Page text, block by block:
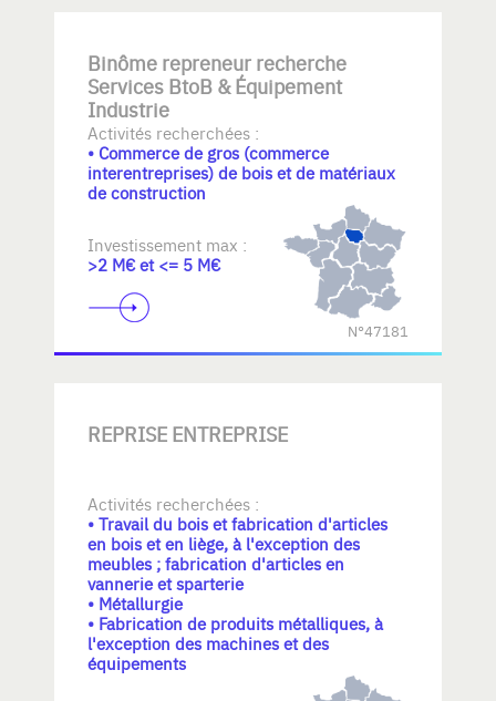
Binôme repreneur recherche
Services BtoB & Équipement
Industrie
Activités recherchées :
• Commerce de gros (commerce
interentreprises) de bois et de matériaux
de construction
Investissement max :
>2 M€ et <= 5 M€
N°47181
REPRISE ENTREPRISE
Activités recherchées :
• Travail du bois et fabrication d'articles
en bois et en liège, à l'exception des
meubles ; fabrication d'articles en
vannerie et sparterie
• Métallurgie
• Fabrication de produits métalliques, à
l'exception des machines et des
équipements